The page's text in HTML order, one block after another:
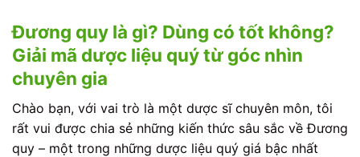
Đương quy là gì? Dùng có tốt không?
Giải mã dược liệu quý từ góc nhìn
chuyên gia
Chào bạn, với vai trò là một dược sĩ chuyên môn, tôi
rất vui được chia sẻ những kiến thức sâu sắc về Đương
quy – một trong những dược liệu quý giá bậc nhất